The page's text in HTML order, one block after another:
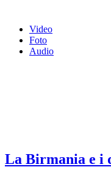
Video
Foto
Audio
La Birmania e i